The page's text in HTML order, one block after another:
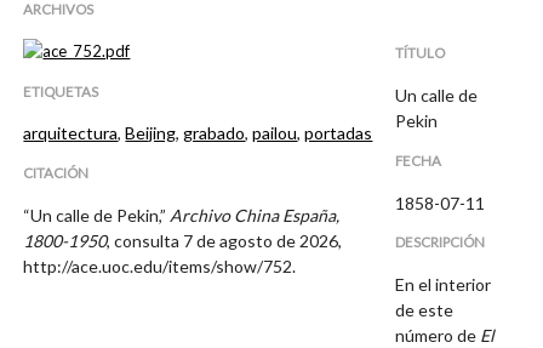
ARCHIVOS
ETIQUETAS
arquitectura,Beijing,grabado,pailou,portadas
CITACIÓN
“Un calle de Pekin,” Archivo China España,
1800-1950, consulta 7 de agosto de 2026,
http://ace.uoc.edu/items/show/752.
TÍTULO
Un calle de
Pekin
FECHA
1858-07-11
DESCRIPCIÓN
En el interior
de este
número de El